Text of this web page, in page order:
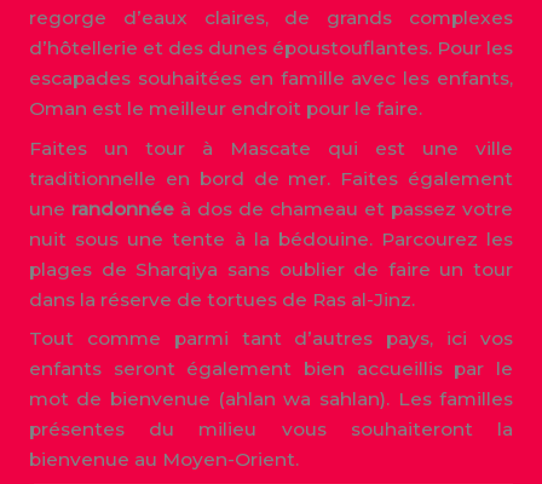
regorge d’eaux claires, de grands complexes
d’hôtellerie et des dunes époustouflantes. Pour les
escapades souhaitées en famille avec les enfants,
Oman est le meilleur endroit pour le faire.
Faites un tour à Mascate qui est une ville
traditionnelle en bord de mer. Faites également
une randonnée à dos de chameau et passez votre
nuit sous une tente à la bédouine. Parcourez les
plages de Sharqiya sans oublier de faire un tour
dans la réserve de tortues de Ras al-Jinz.
Tout comme parmi tant d’autres pays, ici vos
enfants seront également bien accueillis par le
mot de bienvenue (ahlan wa sahlan). Les familles
présentes du milieu vous souhaiteront la
bienvenue au Moyen-Orient.